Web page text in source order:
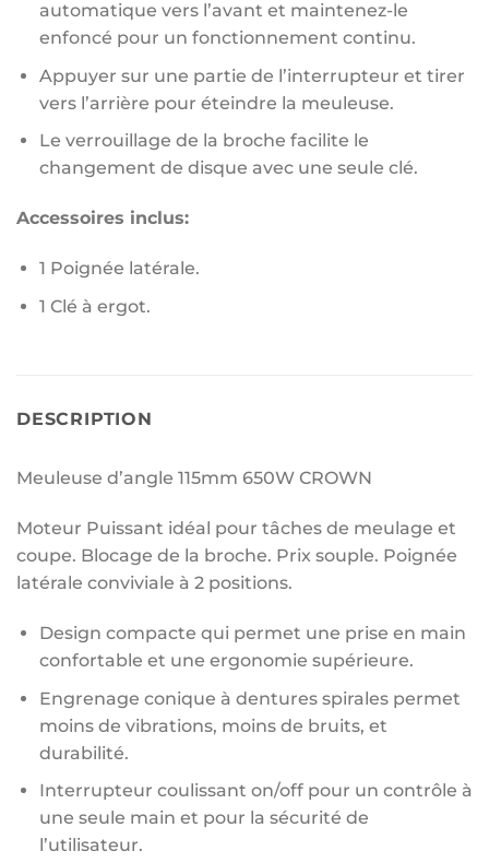
automatique vers l’avant et maintenez-le
enfoncé pour un fonctionnement continu.
Appuyer sur une partie de l’interrupteur et tirer
vers l’arrière pour éteindre la meuleuse.
Le verrouillage de la broche facilite le
changement de disque avec une seule clé.
Accessoires inclus:
1 Poignée latérale.
1 Clé à ergot.
DESCRIPTION
Meuleuse d’angle 115mm 650W CROWN
Moteur Puissant idéal pour tâches de meulage et
coupe. Blocage de la broche. Prix souple. Poignée
latérale conviviale à 2 positions.
Design compacte qui permet une prise en main
confortable et une ergonomie supérieure.
Engrenage conique à dentures spirales permet
moins de vibrations, moins de bruits, et
durabilité.
Interrupteur coulissant on/off pour un contrôle à
une seule main et pour la sécurité de
l’utilisateur.